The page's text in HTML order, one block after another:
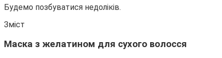
Будемо позбуватися недоліків.
Зміст
Маска з желатином для сухого волосся